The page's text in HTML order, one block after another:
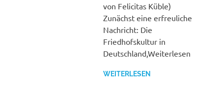
von Felicitas Küble)
Zunächst eine erfreuliche
Nachricht: Die
Friedhofskultur in
Deutschland,Weiterlesen
WEITERLESEN